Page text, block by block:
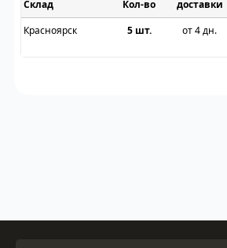
Склад
доставки
Красноярск
5 шт. от 4 дн.